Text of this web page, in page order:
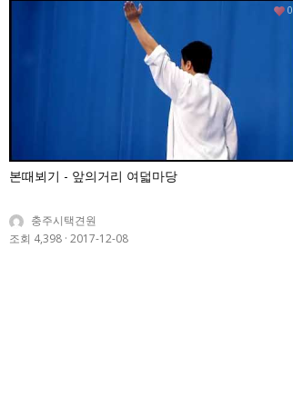
본때뵈기 - 앞의거리 여덟마당
충주시택견원
조회 4,398 · 2017-12-08
0